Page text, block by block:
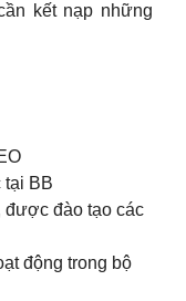
kết nạp những
tại BB
được đào tạo các
động trong bộ